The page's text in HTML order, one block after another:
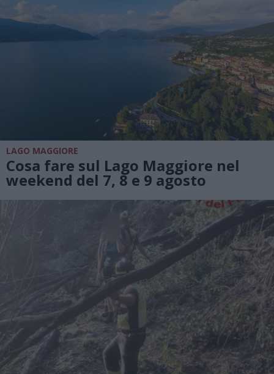
LAGO MAGGIORE
Cosa fare sul Lago Maggiore nel
weekend del 7, 8 e 9 agosto